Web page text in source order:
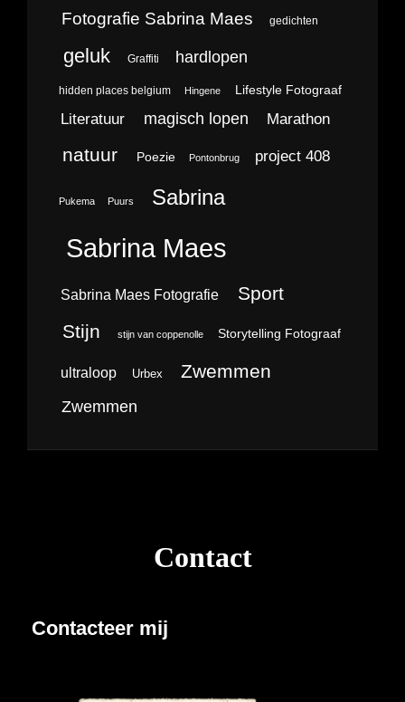
Fotografie Sabrina Maes gedichten
geluk Graffiti hardlopen
hidden places belgium Hingene Lifestyle Fotograaf
Literatuur magisch lopen Marathon
natuur Poezie Pontonbrug project 408
Pukema Puurs Sabrina
Sabrina Maes
Sabrina Maes Fotografie Sport
Stijn stijn van coppenolle Storytelling Fotograaf
ultraloop Urbex Zwemmen
Zwemmen
Contact
Contacteer mij